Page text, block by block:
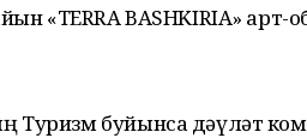
«TERRA BASHKIRIA» арт-
Туризм буйынса дәүләт